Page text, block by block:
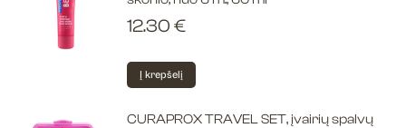
12.30 €
Į krepšelį
CURAPROX TRAVEL SET, įvairių spalvų